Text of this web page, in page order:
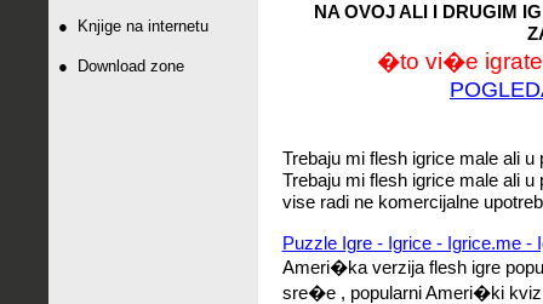
● Knjige na internetu
● Download zone
NA OVOJ ALI I DRUGIM
�to vi�e
Trebaju mi flesh igrice male ali u
Trebaju mi flesh igrice male ali
vise radi ne komercijalne
Puzzle Igre - Igrice - Igrice.me -
Ameri�ka verzija flesh igre
sre�e , popularni Ameri�ki kviz